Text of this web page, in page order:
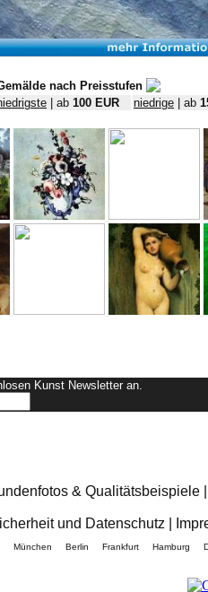
nach Preisstufen
| ab 100 EUR niedrige | ab
Kunst Newsletter an.
& Qualitätsbeispiele
und Datenschutz
d e München Berlin Frankfurt